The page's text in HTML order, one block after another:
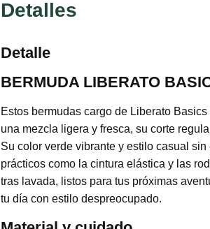
Detalles
Detalle
BERMUDA LIBERATO
Estos bermudas cargo de Liberato
una mezcla ligera y fresca, su corte
Su color verde vibrante y estilo casual
prácticos como la cintura elástica y las
tras lavada, listos para tus próximas
tu día con estilo despreocupado.